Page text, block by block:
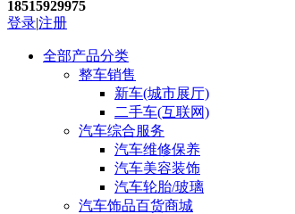
18515929975
登录|注册
全部产品分类
整车销售
新车(城市展厅)
二手车(互联网)
汽车综合服务
汽车维修保养
汽车美容装饰
汽车轮胎/玻璃
汽车饰品百货商城